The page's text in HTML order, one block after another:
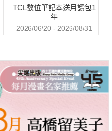
意象氛圍，却又有了一種東方
喻；雖然大家都說她追求莫
派」或「後期印象派」的風格。
谷筆觸張力；她進入如俳句般短
學性或哲學性的累積去追索一方
蕙日後作品的主張及語意的線
月26日，亞洲藝術中心台北一
TCL數位筆記本送月讀包1
年
2026/06/20 - 2026/08/31